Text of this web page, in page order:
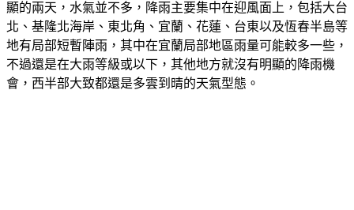
顯的兩天，水氣並不多，降雨主要集中在迎風面上，包括大台
北、基隆北海岸、東北角、宜蘭、花蓮、台東以及恆春半島等
地有局部短暫陣雨，其中在宜蘭局部地區雨量可能較多一些，
不過還是在大雨等級或以下，其他地方就沒有明顯的降雨機
會，西半部大致都還是多雲到晴的天氣型態。